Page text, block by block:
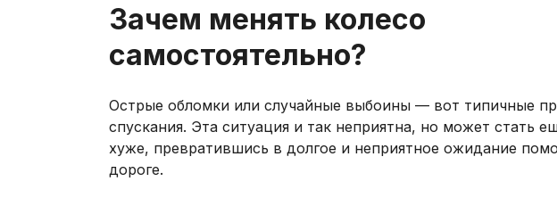
Зачем менять колесо
самостоятельно?
Острые обломки или случайные выбоины — вот типичные
спускания. Эта ситуация и так неприятна, но может стать
хуже, превратившись в долгое и неприятное ожидание
дороге.